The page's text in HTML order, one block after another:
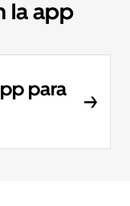
la app
para